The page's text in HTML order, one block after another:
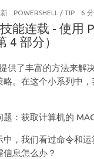
POWERSHELL / TIP 6
能连载 - 使用
4 部分）
供了丰富的方法来解
略。在这个小系列中，
：获取计算机的 MAC
中，我们看过命令和
息怎么办？